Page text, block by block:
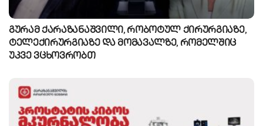
გურამ ქარაზანაშვილი, რობოტულ ქირურგიაზე,
ტელექირურგიაზე და მომავალზე, რომელშიც
უკვე ვცხოვრობთ